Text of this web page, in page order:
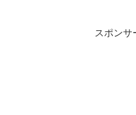
スポンサ